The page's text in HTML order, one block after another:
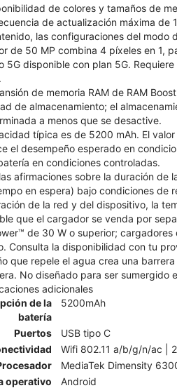
de colores y tamaños de
de actualización máxima de
las configuraciones del modo
de 50 MP combina 4 píxeles en 1,
5G disponible con plan 5G.
de memoria RAM de RAM
de almacenamiento; el
a menos que se desactive.
típica es de 5200 mAh. El
el desempeño esperado en
en condiciones controladas.
afirmaciones sobre la duración de
en espera) bajo condiciones de
de la red y del dispositivo, la
que el cargador se venda por
de 30 W o superior;
Consulta la disponibilidad con tu
que repele el agua crea una
No diseñado para ser sumergido
adicionales
de la
batería
5200mAh
Puertos
USB tipo C
Wifi 802.11 a/b/g/n/ac |
MediaTek Dimensity
operativo
Android